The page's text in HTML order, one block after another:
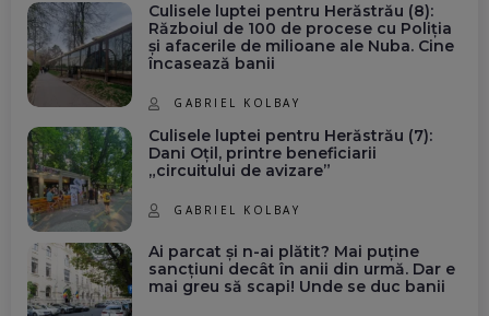
Culisele luptei pentru Herăstrău (8):
Războiul de 100 de procese cu Poliția
și afacerile de milioane ale Nuba. Cine
încasează banii
GABRIEL KOLBAY
Culisele luptei pentru Herăstrău (7):
Dani Oțil, printre beneficiarii
„circuitului de avizare”
GABRIEL KOLBAY
Ai parcat și n-ai plătit? Mai puține
sancțiuni decât în anii din urmă. Dar e
mai greu să scapi! Unde se duc banii